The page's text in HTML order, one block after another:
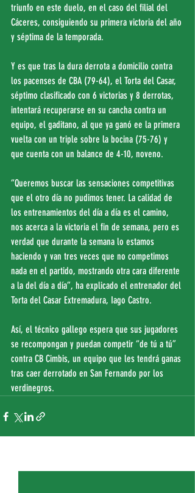
triunfo en este duelo, en el caso del filial del
Cáceres, consiguiendo su primera victoria del año
y séptima de la temporada.
Y es que tras la dura derrota a domicilio contra
los pacenses de CBA (79-64), el Torta del Casar,
séptimo clasificado con 6 victorias y 8 derrotas,
intentará recuperarse en su cancha contra un
equipo, el gaditano, al que ya ganó ee la primera
vuelta con un triple sobre la bocina (75-76) y
que cuenta con un balance de 4-10, noveno.
“Queremos buscar las sensaciones competitivas
que el otro día no pudimos tener. La calidad de
los entrenamientos del día a día es el camino,
nos acerca a la victoria el fin de semana, pero es
verdad que durante la semana lo estamos
haciendo y van tres veces que no competimos
nada en el partido, mostrando otra cara diferente
a la del día a día”, ha explicado el entrenador del
Torta del Casar Extremadura, Iago Castro.
Así, el técnico gallego espera que sus jugadores
se recompongan y puedan competir “de tú a tú”
contra CB Cimbis, un equipo que les tendrá ganas
tras caer derrotado en San Fernando por los
verdinegros.